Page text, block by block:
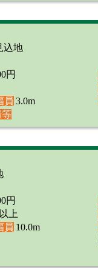
込地
円
員 3.0m
等
円
上
員 10.0m